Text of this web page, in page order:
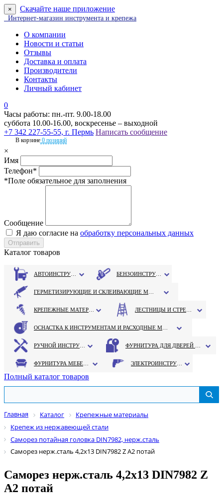
× Скачайте наше приложение
Интернет-магазин инструмента и крепежа
О компании
Новости и статьи
Отзывы
Доставка и оплата
Производители
Контакты
Личный кабинет
0
Часы работы: пн.-пт. 9.00-18.00
суббота 10.00-16.00, воскресенье – выходной
+7 342 227-55-55, г. Пермь Написать сообщение
В корзине 0 позиций
×
Имя
Телефон*
*Поле обязательное для заполнения
Сообщение
Я даю согласие на обработку персональных данных
Каталог товаров
Полный каталог товаров
Главная Каталог
Крепежные материалы
Крепеж из нержавеющей стали
Саморез потайная головка DIN7982, нерж.сталь
Саморез нерж.сталь 4,2х13 DIN7982 Z A2 потай
Саморез нерж.сталь 4,2х13 DIN7982 Z
A2 потай